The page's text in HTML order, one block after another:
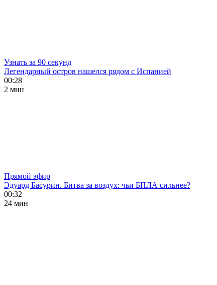
Узнать за 90 секунд
Легендарный остров нашелся рядом с Испанией
00:28
2 мин
Прямой эфир
Эдуард Басурин. Битва за воздух: чьи БПЛА сильнее?
00:32
24 мин